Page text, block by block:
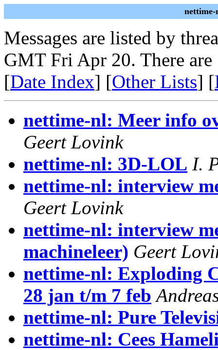
nettime-
Messages are listed by
GMT Fri Apr 20. There are
[Date Index] [Other Lists] [
nettime-nl: Meer info
Geert Lovink
nettime-nl: 3D-LOL I.
nettime-nl: interview
Geert Lovink
nettime-nl: interview
machineleer) Geert
nettime-nl: Exploding
28 jan t/m 7 feb
nettime-nl: Pure
nettime-nl: Cees